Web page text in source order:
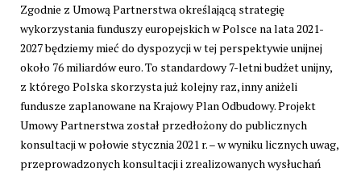
Zgodnie z Umową Partnerstwa określającą strategię
wykorzystania funduszy europejskich w Polsce na lata 2021-
2027 będziemy mieć do dyspozycji w tej perspektywie unijnej
około 76 miliardów euro. To standardowy 7-letni budżet unijny,
z którego Polska skorzysta już kolejny raz, inny aniżeli
fundusze zaplanowane na Krajowy Plan Odbudowy. Projekt
Umowy Partnerstwa został przedłożony do publicznych
konsultacji w połowie stycznia 2021 r. – w wyniku licznych uwag,
przeprowadzonych konsultacji i zrealizowanych wysłuchań